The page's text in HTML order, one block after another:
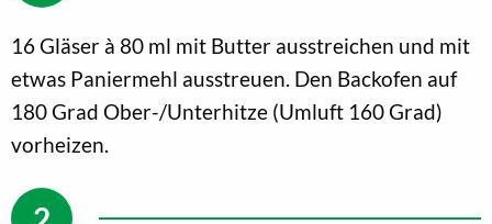
16 Gläser à 80 ml mit Butter ausstreichen und mit
etwas Paniermehl ausstreuen. Den Backofen auf
180 Grad Ober-/Unterhitze (Umluft 160 Grad)
vorheizen.